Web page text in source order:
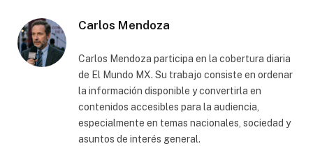
Carlos Mendoza
Carlos Mendoza participa en la cobertura diaria
de El Mundo MX. Su trabajo consiste en ordenar
la información disponible y convertirla en
contenidos accesibles para la audiencia,
especialmente en temas nacionales, sociedad y
asuntos de interés general.